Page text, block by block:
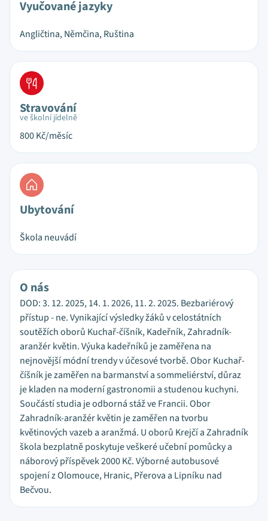
Vyučované jazyky
Angličtina, Němčina, Ruština
Stravování
ve školní jídelně
800Kč/měsíc
Ubytování
Škola neuvádí
O nás
DOD: 3. 12. 2025, 14. 1. 2026, 11. 2. 2025. Bezbariérový
přístup - ne. Vynikající výsledky žáků v celostátních
soutěžích oborů Kuchař-číšník, Kadeřník, Zahradník-
aranžér květin. Výuka kadeřníků je zaměřena na
nejnovější módní trendy v účesové tvorbě. Obor Kuchař-
číšník je zaměřen na barmanství a sommeliérství, důraz
je kladen na moderní gastronomii a studenou kuchyni.
Součástí studia je odborná stáž ve Francii. Obor
Zahradník-aranžér květin je zaměřen na tvorbu
květinových vazeb a aranžmá. U oborů Krejčí a Zahradník
škola bezplatně poskytuje veškeré učební pomůcky a
náborový příspěvek 2000 Kč. Výborné autobusové
spojení z Olomouce, Hranic, Přerova a Lipníku nad
Bečvou.